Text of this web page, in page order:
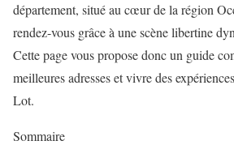
département, situé au cœur de la région
rendez-vous grâce à une scène libertine
Cette page vous propose donc un guide
meilleures adresses et vivre des
Lot.
Sommaire